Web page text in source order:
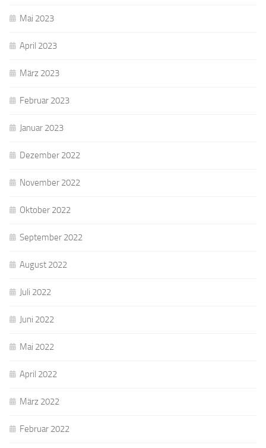
Mai 2023
April 2023
März 2023
Februar 2023
Januar 2023
Dezember 2022
November 2022
Oktober 2022
September 2022
August 2022
Juli 2022
Juni 2022
Mai 2022
April 2022
März 2022
Februar 2022